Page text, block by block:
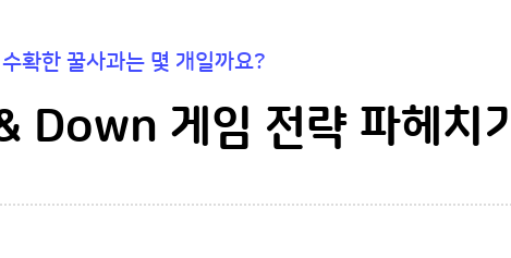
확한 꿀사과는 몇 개일까요?
Down 게임 전략 파헤치기